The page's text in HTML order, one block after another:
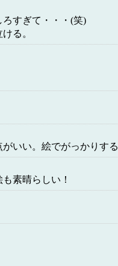
すぎて・・・(笑)
る。
いい。絵でがっかりす
素晴らしい！